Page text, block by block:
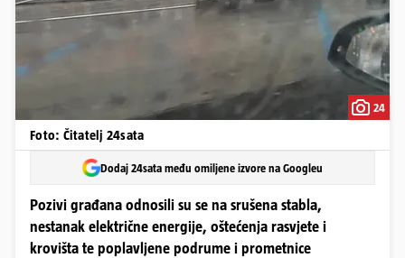
24
Foto: Čitatelj 24sata
Dodaj 24sata među omiljene izvore na Googleu
Pozivi građana odnosili su se na srušena stabla,
nestanak električne energije, oštećenja rasvjete i
krovišta te poplavljene podrume i prometnice